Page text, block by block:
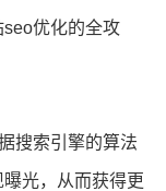
seo优化的全攻
搜索引擎的算法
光，从而获得更